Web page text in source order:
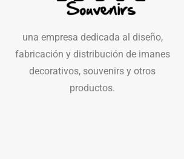
una empresa dedicada al diseño,
fabricación y distribución de imanes
decorativos, souvenirs y otros
productos.